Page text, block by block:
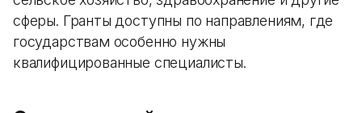
сферы. Гранты доступны по направлениям, где
государствам особенно нужны
квалифицированные специалисты.